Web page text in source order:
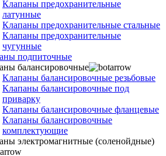
Клапаны предохранительные
латунные
Клапаны предохранительные стальные
Клапаны предохранительные
чугунные
подпиточные
балансировочные
Клапаны балансировочные резьбовые
Клапаны балансировочные под
приварку
Клапаны балансировочные фланцевые
Клапаны балансировочные
комплектующие
электромагнитные (соленойдные)